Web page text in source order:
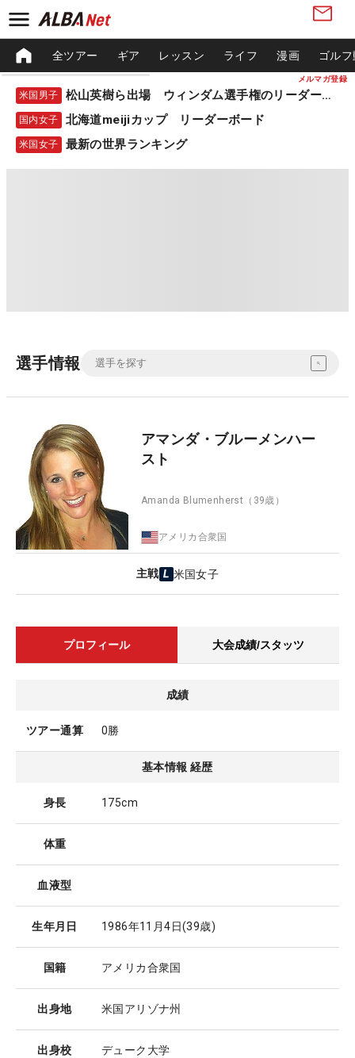
メルマガ登録
全ツアー ギア レッスン ライフ 漫画 ゴル
米国男子 松山英樹ら出場 ウィンダム選手権のリーダーボード
国内女子 北海道meijiカップ リーダーボード
米国女子 最新の世界ランキング
選手情報
アマンダ・ブルーメンハー
スト
Amanda Blumenherst （39歳）
アメリカ合衆国
主戦 米国女子
プロフィール 大会成績/スタッツ
成績
ツアー通算 0勝
基本情報 経歴
身長 175cm
体重
血液型
生年月日 1986年11月4日(39歳)
国籍 アメリカ合衆国
出身地 米国アリゾナ州
出身校 デューク大学